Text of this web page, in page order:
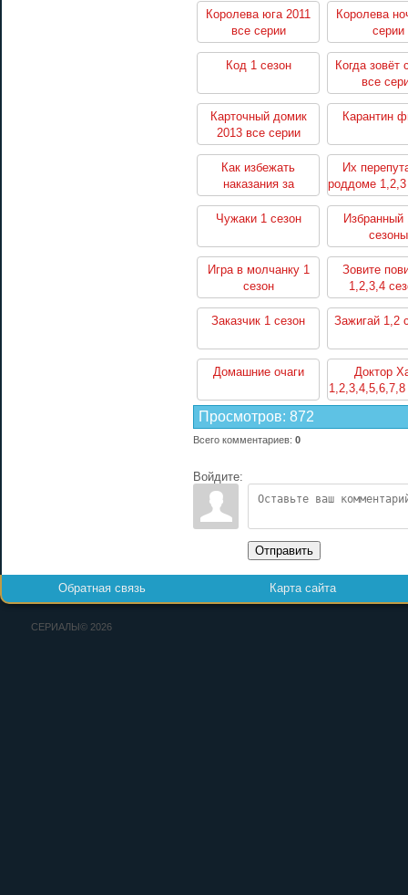
Королева юга 2011
все серии
Королева
серии
Код 1 сезон
Когда зовёт
все
Карточный домик
2013 все серии
Карантин
Как избежать
наказания за
убийство 1,2 сезоны
Их
роддоме
Чужаки 1 сезон
Избранный
сезоны
Игра в молчанку 1
сезон
Зовите
1,2,3,4
Заказчик 1 сезон Зажигай 1,2
Домашние очаги
Доктор
Просмотров: 872
Всего комментариев: 0
Войдите:
Отправить
Обратная связь Карта сайта
СЕРИАЛЫ© 2026